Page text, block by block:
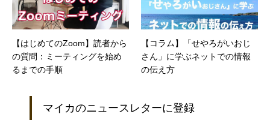
【はじめてのZoom】読者から
の質問：ミーティングを始め
るまでの手順
【コラム】「せやろがいおじ
さん」に学ぶネットでの情報
の伝え方
マイカのニュースレターに登録